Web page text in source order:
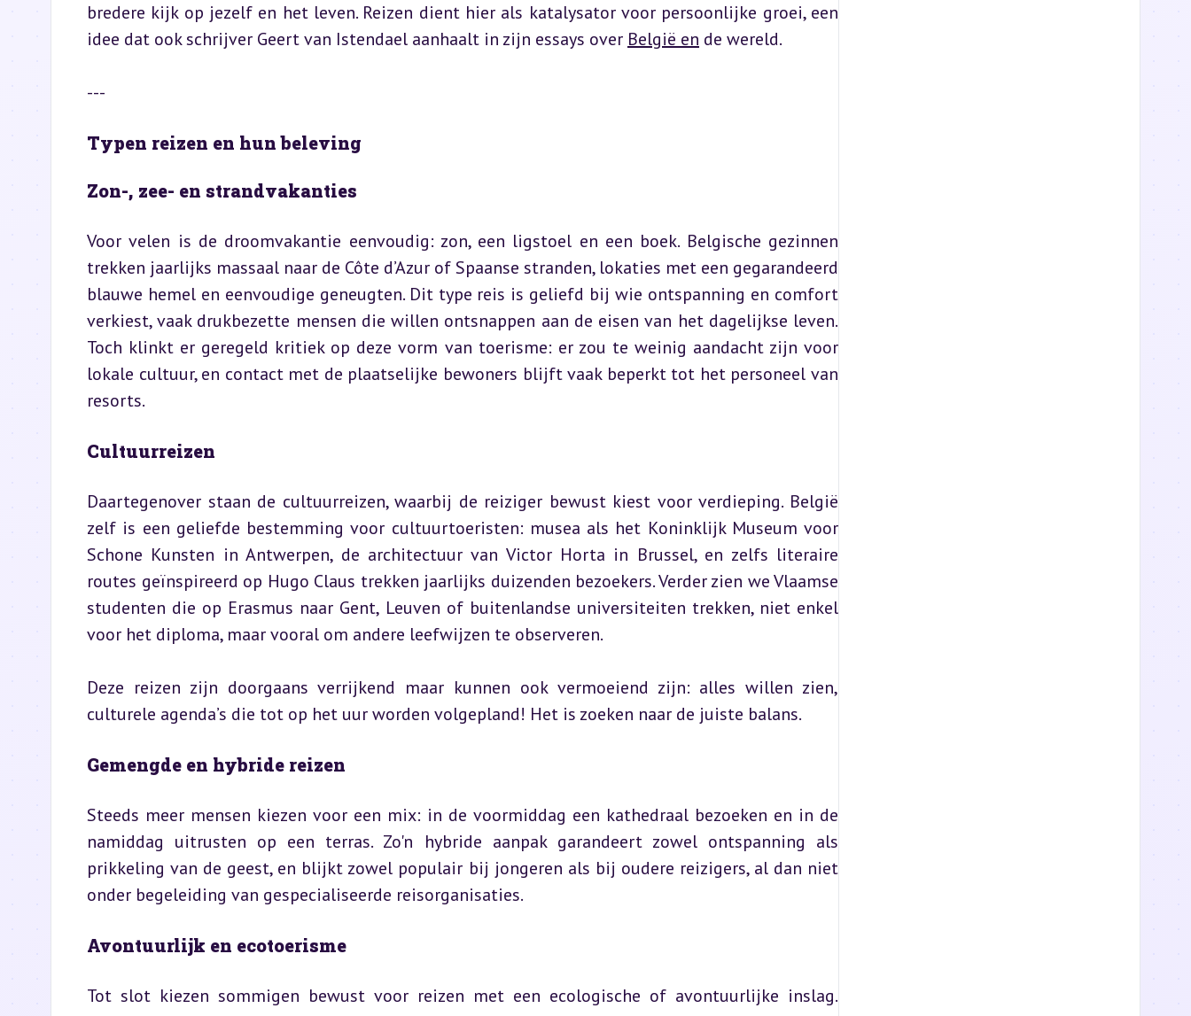
bredere kijk op jezelf en het leven. Reizen dient hier als katalysator voor persoonlijke groei, een
idee dat ook schrijver Geert van Istendael aanhaalt in zijn essays over België en de wereld.
---
Typen reizen en hun beleving
Zon-, zee- en strandvakanties
Voor velen is de droomvakantie eenvoudig: zon, een ligstoel en een boek. Belgische gezinnen
trekken jaarlijks massaal naar de Côte d’Azur of Spaanse stranden, lokaties met een gegarandeerd
blauwe hemel en eenvoudige geneugten. Dit type reis is geliefd bij wie ontspanning en comfort
verkiest, vaak drukbezette mensen die willen ontsnappen aan de eisen van het dagelijkse leven.
Toch klinkt er geregeld kritiek op deze vorm van toerisme: er zou te weinig aandacht zijn voor
lokale cultuur, en contact met de plaatselijke bewoners blijft vaak beperkt tot het personeel van
resorts.
Cultuurreizen
Daartegenover staan de cultuurreizen, waarbij de reiziger bewust kiest voor verdieping. België
zelf is een geliefde bestemming voor cultuurtoeristen: musea als het Koninklijk Museum voor
Schone Kunsten in Antwerpen, de architectuur van Victor Horta in Brussel, en zelfs literaire
routes geïnspireerd op Hugo Claus trekken jaarlijks duizenden bezoekers. Verder zien we Vlaamse
studenten die op Erasmus naar Gent, Leuven of buitenlandse universiteiten trekken, niet enkel
voor het diploma, maar vooral om andere leefwijzen te observeren.
Deze reizen zijn doorgaans verrijkend maar kunnen ook vermoeiend zijn: alles willen zien,
culturele agenda’s die tot op het uur worden volgepland! Het is zoeken naar de juiste balans.
Gemengde en hybride reizen
Steeds meer mensen kiezen voor een mix: in de voormiddag een kathedraal bezoeken en in de
namiddag uitrusten op een terras. Zo'n hybride aanpak garandeert zowel ontspanning als
prikkeling van de geest, en blijkt zowel populair bij jongeren als bij oudere reizigers, al dan niet
onder begeleiding van gespecialiseerde reisorganisaties.
Avontuurlijk en ecotoerisme
Tot slot kiezen sommigen bewust voor reizen met een ecologische of avontuurlijke inslag.